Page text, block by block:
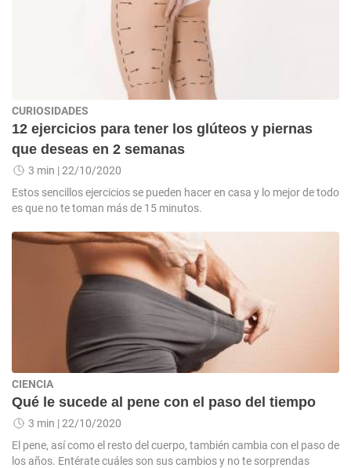
CURIOSIDADES
12 ejercicios para tener los glúteos y piernas
que deseas en 2 semanas
3 min | 22/10/2020
Estos sencillos ejercicios se pueden hacer en casa y lo mejor de todo
es que no te toman más de 15 minutos.
CIENCIA
Qué le sucede al pene con el paso del tiempo
3 min | 22/10/2020
El pene, así como el resto del cuerpo, también cambia con el paso de
los años. Entérate cuáles son sus cambios y no te sorprendas